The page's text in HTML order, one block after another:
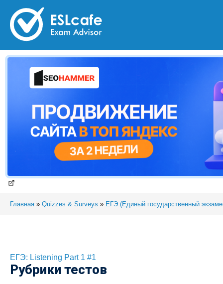
Главная » Quizzes & Surveys » ЕГЭ (Единый государственный
ЕГЭ: Listening Part 1 #1
Рубрики тестов